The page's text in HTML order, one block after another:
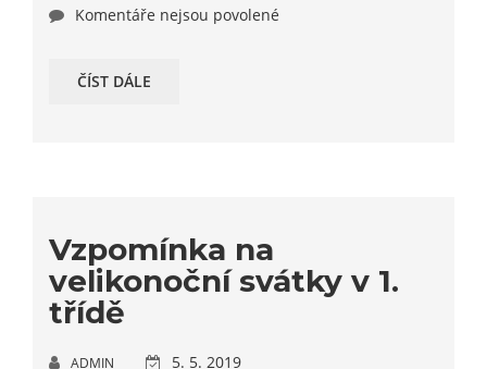
Komentáře nejsou povolené
ČÍST DÁLE
Vzpomínka na
velikonoční svátky v 1.
třídě
ADMIN
5. 5. 2019